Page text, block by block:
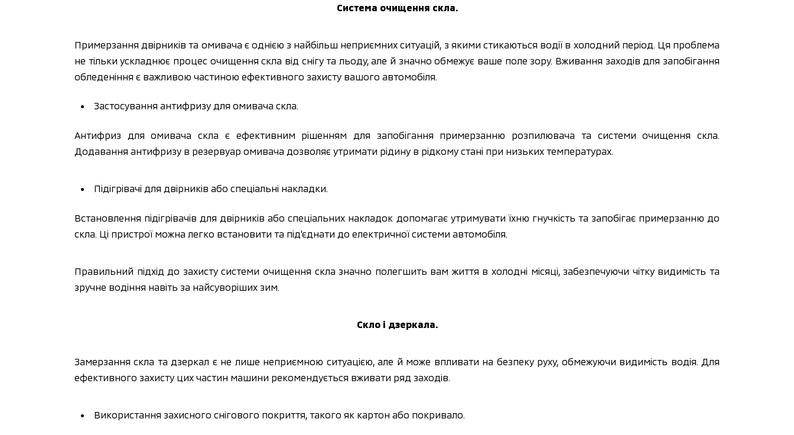
Система очищення скла.
Примерзання двірників та омивача є однією з найбільш неприємних ситуацій, з якими стикаються водії в холодний період. Ця проблема
не тільки ускладнює процес очищення скла від снігу та льоду, але й значно обмежує ваше поле зору. Вживання заходів для запобігання
обледеніння є важливою частиною ефективного захисту вашого автомобіля.
Застосування антифризу для омивача скла.
Антифриз для омивача скла є ефективним рішенням для запобігання примерзанню розпилювача та системи очищення скла.
Додавання антифризу в резервуар омивача дозволяє утримати рідину в рідкому стані при низьких температурах.
Підігрівачі для двірників або спеціальні накладки.
Встановлення підігрівачів для двірників або спеціальних накладок допомагає утримувати їхню гнучкість та запобігає примерзанню до
скла. Ці пристрої можна легко встановити та під'єднати до електричної системи автомобіля.
Правильний підхід до захисту системи очищення скла значно полегшить вам життя в холодні місяці, забезпечуючи чітку видимість та
зручне водіння навіть за найсуворіших зим.
Скло і дзеркала.
Замерзання скла та дзеркал є не лише неприємною ситуацією, але й може впливати на безпеку руху, обмежуючи видимість водія. Для
ефективного захисту цих частин машини рекомендується вживати ряд заходів.
Використання захисного снігового покриття, такого як картон або покривало.